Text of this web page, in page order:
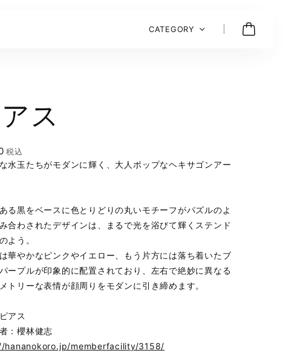
CATEGORY
ス
税込
水玉たちがモダンに輝く、大人ポップなヘキサゴンアー
る黒をベースに色とりどりの丸いモチーフがパズルのよ
合わされたデザインは、まるで光を浴びて輝くステンド
よう。
華やかなピンクやイエロー、もう片方には落ち着いたブ
ープルが印象的に配置されており、左右で絶妙に異なる
トリーな表情が顔周りをモダンに引き締めます。
アス
：櫻林健志
hananokoro.jp/memberfacility/3158/